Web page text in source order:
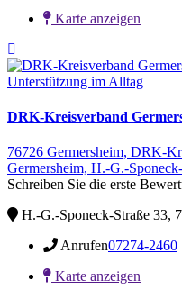
Karte anzeigen
Unterstützung im Alltag
DRK-Kreisverband
76726 Germersheim, DRK-
Germersheim, H.-G.-
Schreiben Sie die erste
H.-G.-Sponeck-Straße 33,
Anrufen07274-2460
Karte anzeigen